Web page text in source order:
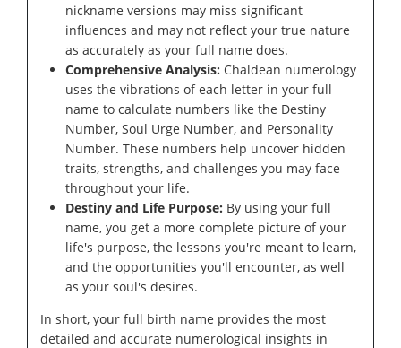
nickname versions may miss significant
influences and may not reflect your true nature
as accurately as your full name does.
Comprehensive Analysis: Chaldean numerology
uses the vibrations of each letter in your full
name to calculate numbers like the Destiny
Number, Soul Urge Number, and Personality
Number. These numbers help uncover hidden
traits, strengths, and challenges you may face
throughout your life.
Destiny and Life Purpose: By using your full
name, you get a more complete picture of your
life's purpose, the lessons you're meant to learn,
and the opportunities you'll encounter, as well
as your soul's desires.
In short, your full birth name provides the most
detailed and accurate numerological insights in